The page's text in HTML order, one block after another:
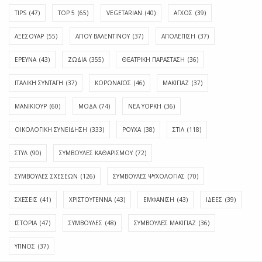
TIPS (47) TOP 5 (65) VEGETARIAN (40) ΑΓΧΟΣ (39)
ΑΞΕΣΟΥΑΡ (55) ΑΓΊΟΥ ΒΑΛΕΝΤΊΝΟΥ (37) ΑΠΟΛΈΠΙΣΗ (37)
ΕΡΕΥΝΑ (43) ΖΩΔΙΑ (355) ΘΕΑΤΡΙΚΗ ΠΑΡΑΣΤΑΣΗ (36)
ΙΤΑΛΙΚΗ ΣΥΝΤΑΓΗ (37) ΚΟΡΩΝΑΪΟΣ (46) ΜΑΚΙΓΙΑΖ (37)
ΜΑΝΙΚΙΟΥΡ (60) ΜΟΔΑ (74) ΝΕΑ ΥΟΡΚΗ (36)
ΟΙΚΟΛΟΓΙΚΗ ΣΥΝΕΙΔΗΣΗ (333) ΡΟΥΧΑ (38) ΣΤΙΛ (118)
ΣΤΥΛ (90) ΣΥΜΒΟΥΛΕΣ ΚΑΘΑΡΙΣΜΟΥ (72)
ΣΥΜΒΟΥΛΕΣ ΣΧΕΣΕΩΝ (126) ΣΥΜΒΟΥΛΕΣ ΨΥΧΟΛΟΓΙΑΣ (70)
ΣΧΕΣΕΙΣ (41) ΧΡΙΣΤΟΥΓΕΝΝΑ (43) ΕΜΦΆΝΙΣΗ (43) ΙΔΈΕΣ (39)
ΙΣΤΟΡΊΑ (47) ΣΥΜΒΟΥΛΈΣ (48) ΣΥΜΒΟΥΛΈΣ ΜΑΚΙΓΙΆΖ (36)
ΎΠΝΟΣ (37)